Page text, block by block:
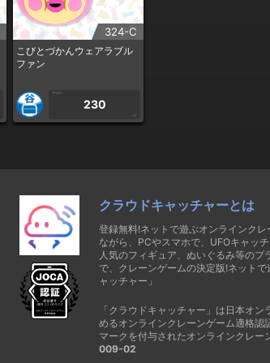
324-C
こびとづかんウェアラブル
ファン
1PLAY
230
CP
クラウドキャッチャーとは
登録無料!ネットで遊ぶオンラインク
ながら、PCやスマホで、UFOキャッ
人気のフィギュア、ぬいぐるみ等の
で、クレーンゲームの決定版!ネット
ャッチャー」
「クラウドキャッチャー」は日本オ
めるオンラインクレーンゲーム適格認
マークを付与されたオンラインクレー
009-02